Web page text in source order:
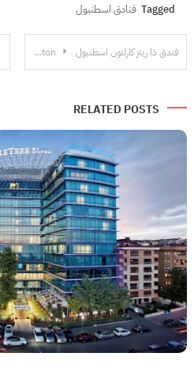
Tagged فنادق اسطنبول
تصفّح
فندق ذا ريتز كارلتون اسطنبول The Ritz-Carlton
RELATED POSTS